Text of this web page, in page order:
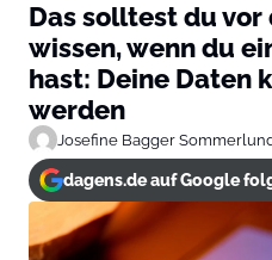
Das solltest du vor
wissen, wenn du
hast: Deine Daten
werden
Josefine Bagger
dagens.de auf Google